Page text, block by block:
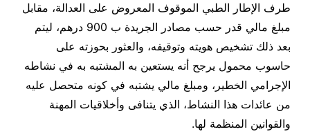
طرف الإطار الطبي الموقوف المعروض على العدالة، مقابل
مبلغ مالي قدر حسب مصادر الجريدة ب 900 درهم، ليتم
بعد ذلك تشخيص هويته وتوقيفه، والعثور بحوزته على
حاسوب محمول يرجح أنه يستعين به المشتبه به في نشاطه
الإجرامي الخطير، ومبلغ مالي يشتبه في كونه متحصل عليه
من عائدات هذا النشاط، الذي يتنافى وأخلاقيات المهنة
والقوانين المنظمة لها.